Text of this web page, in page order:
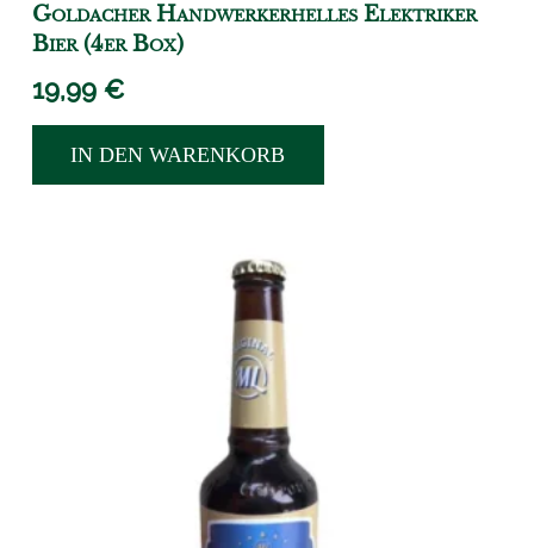
Goldacher Handwerkerhelles Elektriker
Bier (4er Box)
19,99 €
IN DEN WARENKORB